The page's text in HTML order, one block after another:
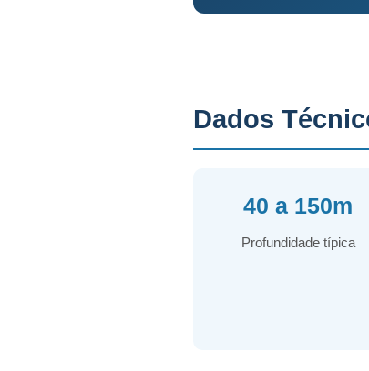
Dados
40 a 150m
Profundidade típica